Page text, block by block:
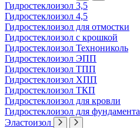
Гидростеклоизол 3,5
Гидростеклоизол 4,5
Гидростеклоизол для отмостки
Гидростеклоизол с крошкой
Гидростеклоизол Технониколь
Гидростеклоизол ЭПП
Гидростеклоизол ТПП
Гидростеклоизол ХПП
Гидростеклоизол ТКП
Гидростеклоизол для кровли
Гидростеклоизол для фундамента
Эластоизол